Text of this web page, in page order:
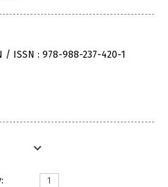
/ ISSN : 978-988-237-420-1